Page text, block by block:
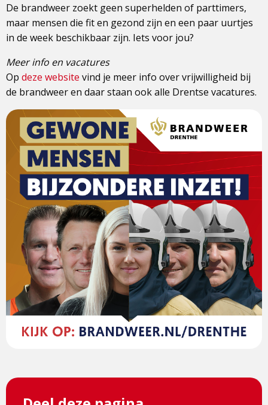
De brandweer zoekt geen superhelden of parttimers,
maar mensen die fit en gezond zijn en een paar uurtjes
in de week beschikbaar zijn. Iets voor jou?
Meer info en vacatures
Op deze website vind je meer info over vrijwilligheid bij
de brandweer en daar staan ook alle Drentse vacatures.